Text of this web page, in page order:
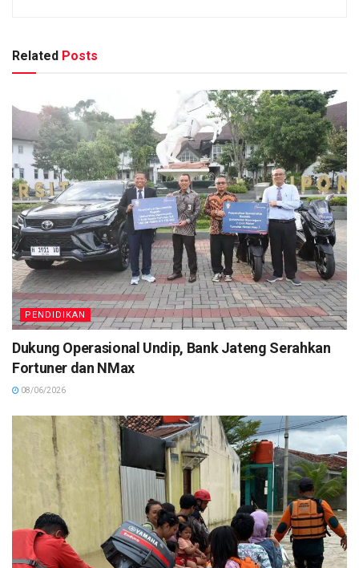
Related Posts
PENDIDIKAN
Dukung Operasional Undip, Bank Jateng Serahkan
Fortuner dan NMax
08/06/2026